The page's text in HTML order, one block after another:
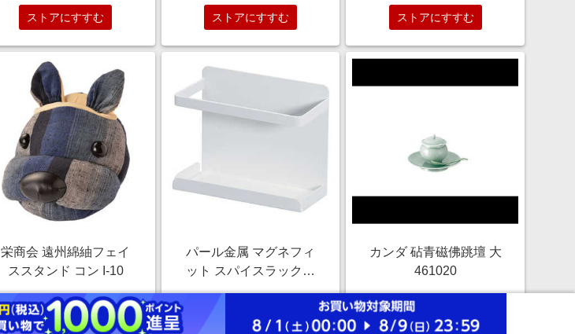
ストアにすすむ ストアにすすむ ストアにすすむ
栄商会 遠州綿紬フェイ
ススタンド コン I-10
￥3,080
1.5%
パール金属 マグネフィ
ット スパイスラックガ
ード付 HC-1183
1.5%
カンダ 砧青磁佛跳壇 大
461020
￥55,000
1.5%